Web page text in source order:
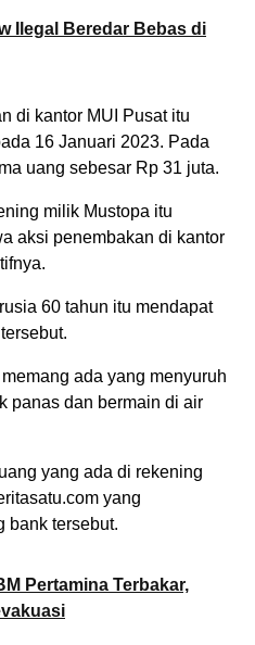
Ilegal Beredar Bebas di
di kantor MUI Pusat itu
16 Januari 2023. Pada
uang sebesar Rp 31 juta.
milik Mustopa itu
aksi penembakan di kantor
60 tahun itu mendapat
ada yang menyuruh
panas dan bermain di air
yang ada di rekening
yang
bank tersebut.
Pertamina Terbakar,